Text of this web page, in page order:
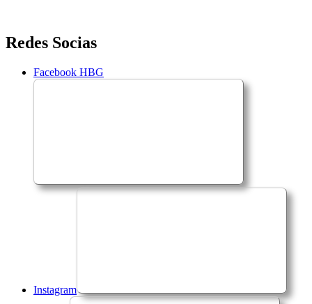
Saltar
para
conteúdo
Redes Socias
Facebook HBG
Instagram